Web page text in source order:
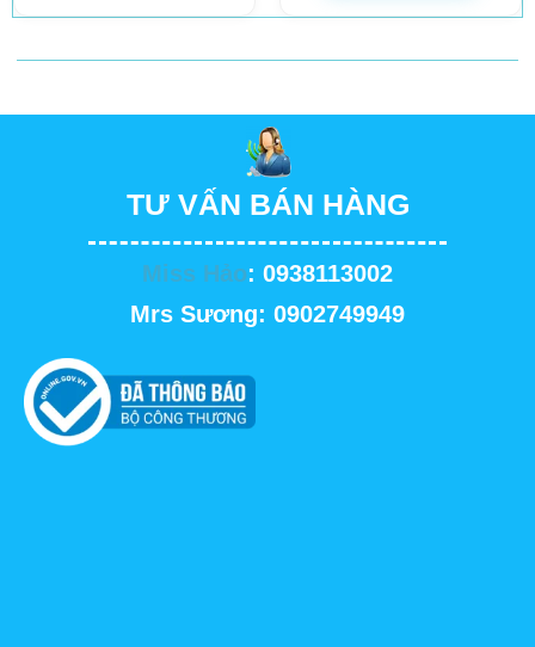
TƯ VẤN BÁN HÀNG
Miss Hảo: 0938113002
Mrs Sương: 0902749949